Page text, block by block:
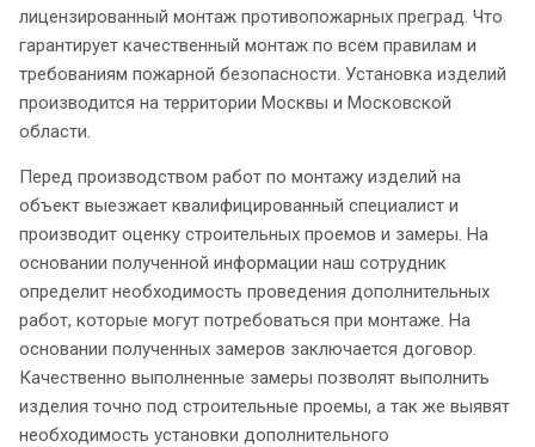
лицензированный монтаж противопожарных преград. Что
гарантирует качественный монтаж по всем правилам и
требованиям пожарной безопасности. Установка изделий
производится на территории Москвы и Московской
области.
Перед производством работ по монтажу изделий на
объект выезжает квалифицированный специалист и
производит оценку строительных проемов и замеры. На
основании полученной информации наш сотрудник
определит необходимость проведения дополнительных
работ, которые могут потребоваться при монтаже. На
основании полученных замеров заключается договор.
Качественно выполненные замеры позволят выполнить
изделия точно под строительные проемы, а так же выявят
необходимость установки дополнительного